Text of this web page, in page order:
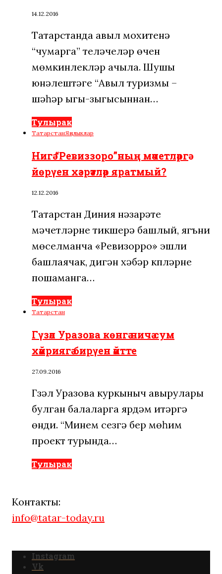
14.12.2016
Татарстанда авыл мохитенә
“чумарга” теләүчеләр өчен
мөмкинлекләр ачыла. Шушы
юнәлештәге “Авыл туризмы –
шәһәр ыгы-зыгысыннан…
Тулырак
ТатарстанЯңалыклар
Нигә “Ревиззоро”ның мәчетләргә
йөрүен хәзрәтләр яратмый?
12.12.2016
Татарстан Диния нәзарәте
мәчетләрне тикшерә башлый, ягъни
мөселманча «Ревизорро» эшли
башлаячак, дигән хәбәр күпләрне
пошаманга…
Тулырак
Татарстан
Гүзәл Уразова көнгә ничә сум
хәйриягә бирүен әйтте
27.09.2016
Гүзәл Уразова куркыныч авырулары
булган балаларга ярдәм итәргә
өнди. “Минем сезгә бер мөһим
проект турында…
Тулырак
Контакты:
info@tatar-today.ru
Instagram
Vk